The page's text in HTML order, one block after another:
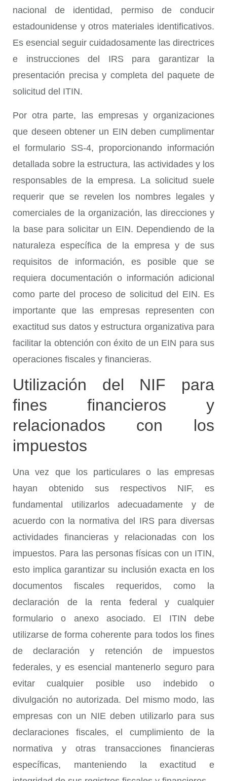
nacional de identidad, permiso de conducir
estadounidense y otros materiales identificativos.
Es esencial seguir cuidadosamente las directrices
e instrucciones del IRS para garantizar la
presentación precisa y completa del paquete de
solicitud del ITIN.
Por otra parte, las empresas y organizaciones
que deseen obtener un EIN deben cumplimentar
el formulario SS-4, proporcionando información
detallada sobre la estructura, las actividades y los
responsables de la empresa. La solicitud suele
requerir que se revelen los nombres legales y
comerciales de la organización, las direcciones y
la base para solicitar un EIN. Dependiendo de la
naturaleza específica de la empresa y de sus
requisitos de información, es posible que se
requiera documentación o información adicional
como parte del proceso de solicitud del EIN. Es
importante que las empresas representen con
exactitud sus datos y estructura organizativa para
facilitar la obtención con éxito de un EIN para sus
operaciones fiscales y financieras.
Utilización del NIF para
fines financieros y
relacionados con los
impuestos
Una vez que los particulares o las empresas
hayan obtenido sus respectivos NIF, es
fundamental utilizarlos adecuadamente y de
acuerdo con la normativa del IRS para diversas
actividades financieras y relacionadas con los
impuestos. Para las personas físicas con un ITIN,
esto implica garantizar su inclusión exacta en los
documentos fiscales requeridos, como la
declaración de la renta federal y cualquier
formulario o anexo asociado. El ITIN debe
utilizarse de forma coherente para todos los fines
de declaración y retención de impuestos
federales, y es esencial mantenerlo seguro para
evitar cualquier posible uso indebido o
divulgación no autorizada. Del mismo modo, las
empresas con un NIE deben utilizarlo para sus
declaraciones fiscales, el cumplimiento de la
normativa y otras transacciones financieras
específicas, manteniendo la exactitud e